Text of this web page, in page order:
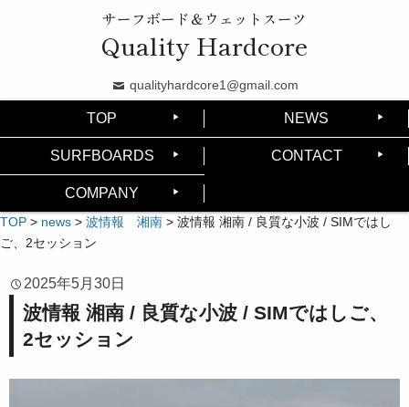
サーフボード＆ウェットスーツ
Quality Hardcore
qualityhardcore1@gmail.com
TOP NEWS
SURFBOARDS CONTACT
COMPANY
TOP > news > 波情報 湘南 > 波情報 湘南 / 良質な小波 / SIMではし
ご、2セッション
2025年5月30日
波情報 湘南 / 良質な小波 / SIMではしご、
2セッション